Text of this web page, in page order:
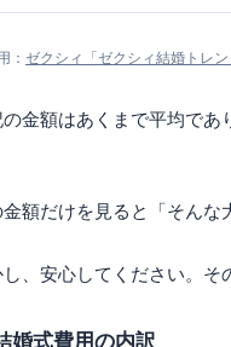
： ゼクシィ「ゼクシィ結婚トレン
の金額はあくまで平均で
金額だけを見ると「そんな
し、安心してください。そ
婚式費用の内訳